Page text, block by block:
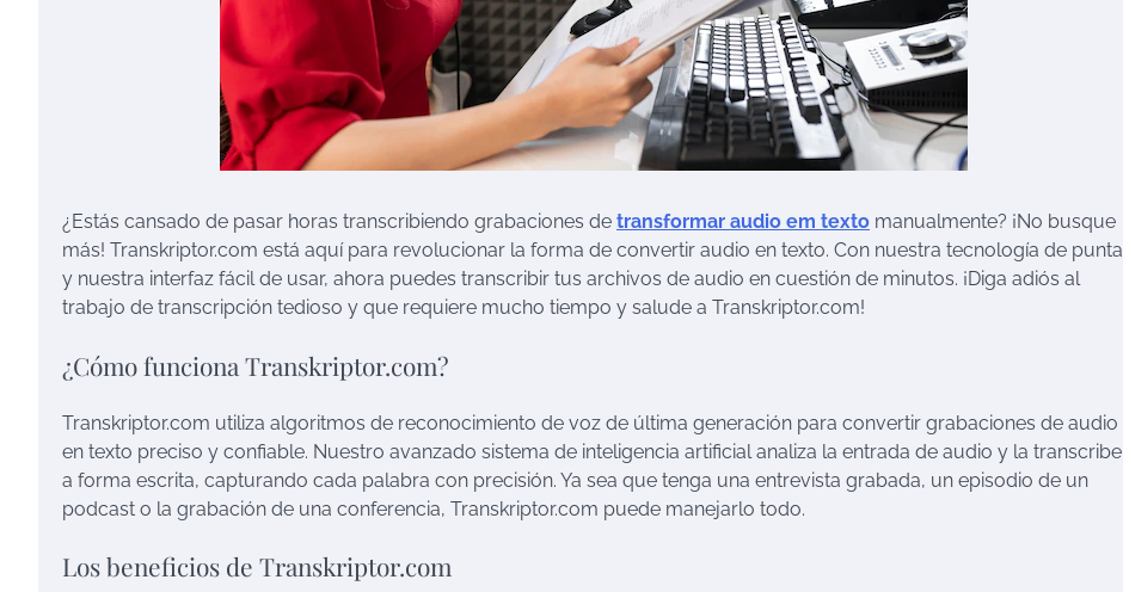
¿Estás cansado de pasar horas transcribiendo grabaciones de transformar audio em texto manualmente? ¡No busque
más! Transkriptor.com está aquí para revolucionar la forma de convertir audio en texto. Con nuestra tecnología de punta
y nuestra interfaz fácil de usar, ahora puedes transcribir tus archivos de audio en cuestión de minutos. ¡Diga adiós al
trabajo de transcripción tedioso y que requiere mucho tiempo y salude a Transkriptor.com!
¿Cómo funciona Transkriptor.com?
Transkriptor.com utiliza algoritmos de reconocimiento de voz de última generación para convertir grabaciones de audio
en texto preciso y confiable. Nuestro avanzado sistema de inteligencia artificial analiza la entrada de audio y la transcribe
a forma escrita, capturando cada palabra con precisión. Ya sea que tenga una entrevista grabada, un episodio de un
podcast o la grabación de una conferencia, Transkriptor.com puede manejarlo todo.
Los beneficios de Transkriptor.com